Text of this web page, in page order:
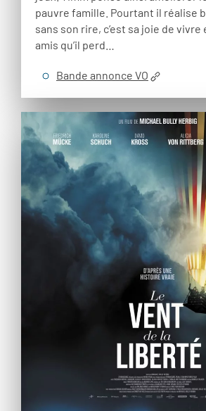
pauvre famille. Pourtant il réalise
sans son rire, c’est sa joie de
amis qu’il perd…
Bande annonce VO